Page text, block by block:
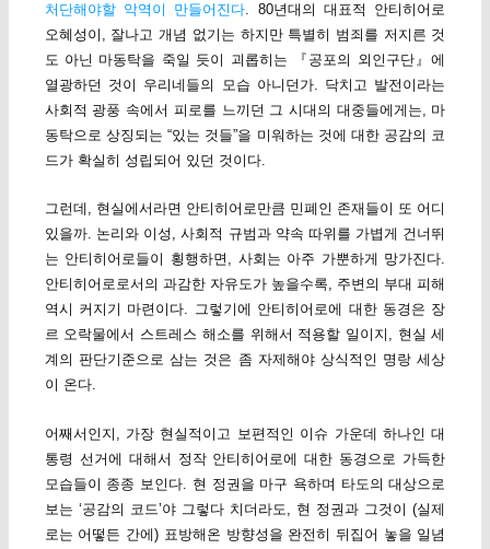
처단해야할 악역이 만들어진다. 80년대의 대표적 안티히어로
오혜성이, 잘나고 개념 없기는 하지만 특별히 범죄를 저지른 것
도 아닌 마동탁을 죽일 듯이 괴롭히는 『공포의 외인구단』에
열광하던 것이 우리네들의 모습 아니던가. 닥치고 발전이라는
사회적 광풍 속에서 피로를 느끼던 그 시대의 대중들에게는, 마
동탁으로 상징되는 “있는 것들”을 미워하는 것에 대한 공감의 코
드가 확실히 성립되어 있던 것이다.
그런데, 현실에서라면 안티히어로만큼 민폐인 존재들이 또 어디
있을까. 논리와 이성, 사회적 규범과 약속 따위를 가볍게 건너뛰
는 안티히어로들이 횡행하면, 사회는 아주 가뿐하게 망가진다.
안티히어로로서의 과감한 자유도가 높을수록, 주변의 부대 피해
역시 커지기 마련이다. 그렇기에 안티히어로에 대한 동경은 장
르 오락물에서 스트레스 해소를 위해서 적용할 일이지, 현실 세
계의 판단기준으로 삼는 것은 좀 자제해야 상식적인 명랑 세상
이 온다.
어째서인지, 가장 현실적이고 보편적인 이슈 가운데 하나인 대
통령 선거에 대해서 정작 안티히어로에 대한 동경으로 가득한
모습들이 종종 보인다. 현 정권을 마구 욕하며 타도의 대상으로
보는 ‘공감의 코드’야 그렇다 치더라도, 현 정권과 그것이 (실제
로는 어떻든 간에) 표방해온 방향성을 완전히 뒤집어 놓을 일념